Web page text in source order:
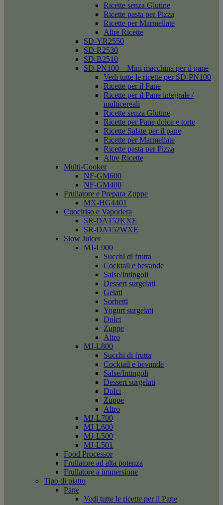
Ricette senza Glutine
Ricette pasta per Pizza
Ricette per Marmellate
Altre Ricette
SD-YR2550
SD-R2530
SD-B2510
SD-PN100 – Mini macchina per il pane
Vedi tutte le ricette per SD-PN100
Ricette per il Pane
Ricette per il Pane integrale /
multicereali
Ricette senza Glutine
Ricette per Pane dolce e torte
Ricette Salate per il pane
Ricette per Marmellate
Ricette pasta per Pizza
Altre Ricette
Multi-Cooker
NF-GM600
NF-GM400
Frullatore e Prepara Zuppe
MX-HG4401
Cuociriso e Vaporiera
SR-DA152KXE
SR-DA152WXE
Slow Juicer
MJ-L900
Succhi di frutta
Cocktail e bevande
Salse/Intingoli
Dessert surgelati
Gelati
Sorbetti
Yogurt surgelati
Dolci
Zuppe
Altro
MJ-L800
Succhi di frutta
Cocktail e bevande
Salse/Intingoli
Dessert surgelati
Dolci
Zuppe
Altro
MJ-L700
MJ-L600
MJ-L500
MJ-L501
Food Processor
Frullatore ad alta potenza
Frullatore a immersione
Tipo di piatto
Pane
Vedi tutte le ricette per il Pane